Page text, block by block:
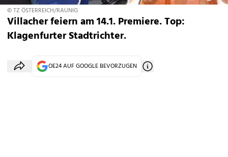
© TZ ÖSTERREICH/RAUNIG
Villacher feiern am 14.1. Premiere. Top:
Klagenfurter Stadtrichter.
OE24 AUF GOOGLE BEVORZUGEN